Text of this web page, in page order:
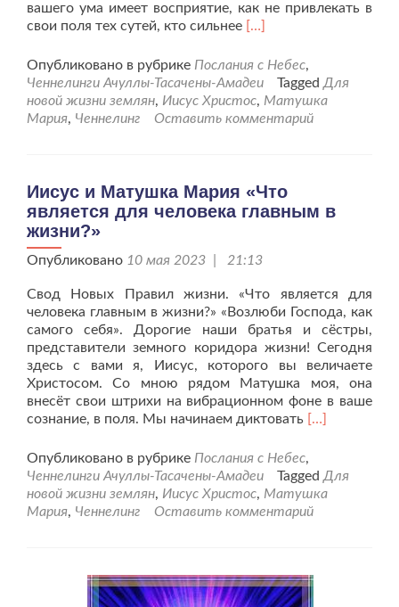
вашего ума имеет восприятие, как не привлекать в
свои поля тех сутей, кто сильнее Читать
проИисус
и
Матушка
Мария
Человека-
[…]
Опубликовано в рубрике Послания с Небес,
Ченнелинги Ачуллы-Тасачены-Амадеи
Tagged Для
новой жизни землян, Иисус Христос, Матушка
Мария, Ченнелинг Оставить комментарий
Иисус и Матушка Мария «Что
является для человека главным в
жизни?»
Опубликовано 10 мая 2023 | 21:13
Свод Новых Правил жизни. «Что является для
человека главным в жизни?» «Возлюби Господа, как
самого себя». Дорогие наши братья и сёстры,
представители земного коридора жизни! Сегодня
здесь с вами я, Иисус, которого вы величаете
Христосом. Со мною рядом Матушка моя, она
внесёт свои штрихи на вибрационном фоне в ваше
сознание, в поля. Мы начинаем диктовать Читать
и
Матушка
Мария
человека
главным
[…]
Опубликовано в рубрике Послания с Небес,
Ченнелинги Ачуллы-Тасачены-Амадеи
Tagged Для
новой жизни землян, Иисус Христос, Матушка
Мария, Ченнелинг Оставить комментарий